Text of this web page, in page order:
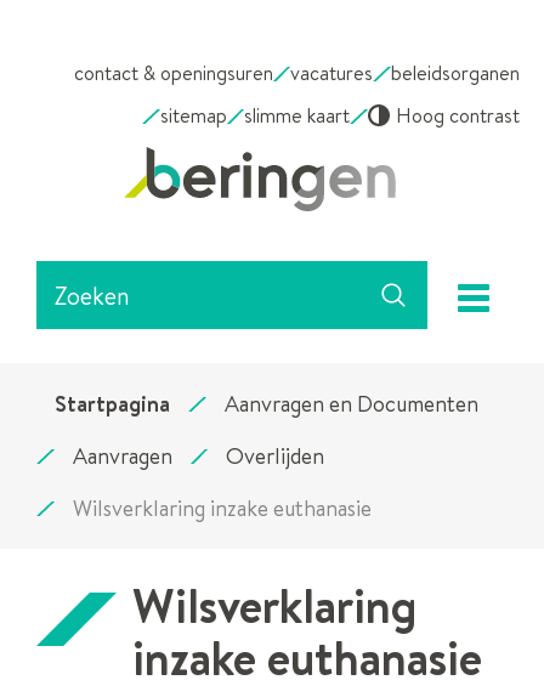
NAAR
contact & openingsuren vacatures
beleidsorganen
sitemap
slimme kaart Hoog contrast
Stad
Beringen
kunnen
we
helpen?
Zoeken
Startpagina
Aanvragen en Documenten
Aanvragen
Overlijden
Wilsverklaring inzake euthanasie
Wilsverklaring
inzake euthanasie